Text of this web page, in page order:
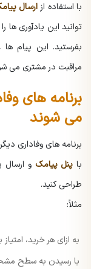
با استفاده ازارسال
توانید این یادآوری
بفرستید. این پیام
مراقبت در مشتری می
برنامه های
می شوند
برنامه های وفاداری
با پنل پیامک و ارسال
طراحی کنید.
مثلاً:
به ازای هر خرید،
با رسیدن به سطح